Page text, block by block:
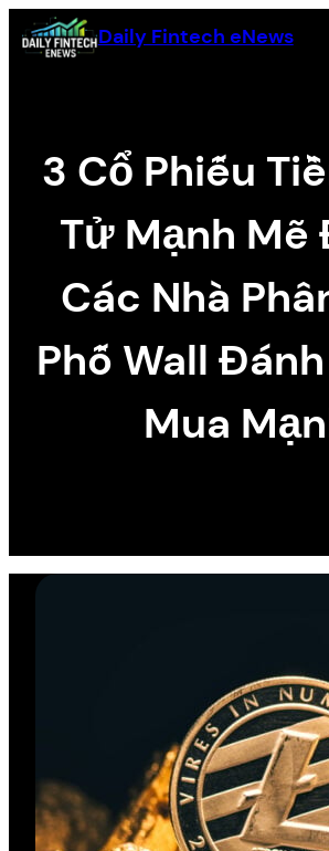
Skip
to
Daily Fintech eNews
3 Cổ Phiếu
Tử Mạnh
Các Nhà
Phố Wall
Mua